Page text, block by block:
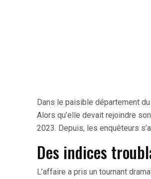
Dans le paisible département
Alors qu’elle devait rejoindre
2023. Depuis, les enquêteurs
Des indices
L’affaire a pris un tournant